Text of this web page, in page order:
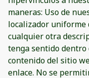
maneras: Uso de
localizador uniforme
cualquier otra
tenga sentido
contenido del sitio
enlace. No se